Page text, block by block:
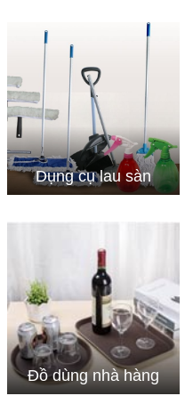
Dụng cụ lau sàn
Đồ dùng nhà hàng